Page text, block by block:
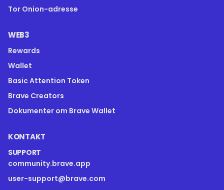
Tor Onion-adresse
WEB3
Rewards
Wallet
Basic Attention Token
Brave Creators
Dokumenter om Brave Wallet
KONTAKT
SUPPORT
community.brave.app
user-support@brave.com